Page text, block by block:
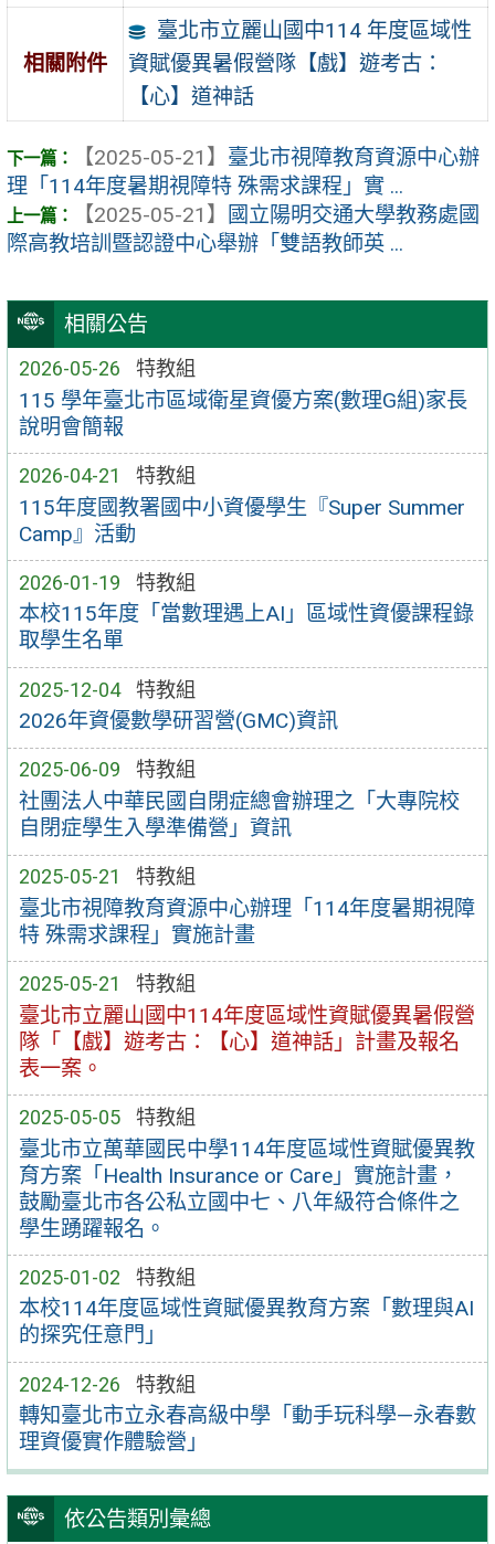
相關公告
2026-05-26 特教組
115 學年臺北市區域衛星資優方案(數理G組)家長
說明會簡報
2026-04-21 特教組
115年度國教署國中小資優學生『Super Summer
Camp』活動
2026-01-19 特教組
本校115年度「當數理遇上AI」區域性資優課程錄
取學生名單
2025-12-04 特教組
2026年資優數學研習營(GMC)資訊
2025-06-09 特教組
社團法人中華民國自閉症總會辦理之「大專院校
自閉症學生入學準備營」資訊
2025-05-21 特教組
臺北市視障教育資源中心辦理「114年度暑期視障
特 殊需求課程」實施計畫
2025-05-21 特教組
臺北市立麗山國中114年度區域性資賦優異暑假營
隊「【戲】遊考古：【心】道神話」計畫及報名
表一案。
2025-05-05 特教組
臺北市立萬華國民中學114年度區域性資賦優異教
育方案「Health Insurance or Care」實施計畫，
鼓勵臺北市各公私立國中七、八年級符合條件之
學生踴躍報名。
2025-01-02 特教組
本校114年度區域性資賦優異教育方案「數理與AI
的探究任意門」
2024-12-26 特教組
轉知臺北市立永春高級中學「動手玩科學—永春數
理資優實作體驗營」
依公告類別彙總
相關附件
臺北市立麗山國中114 年度區域性
資賦優異暑假營隊【戲】遊考古：
【心】道神話
【2025-05-21】 臺北市視障教育資源中心辦
理「114年度暑期視障特 殊需求課程」實 ...
【2025-05-21】
國立陽明交通大學教務處國
際高教培訓暨認證中心舉辦「雙語教師英 ...